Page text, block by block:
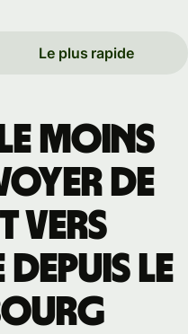
Le plus rapide
moins
de
vers
le